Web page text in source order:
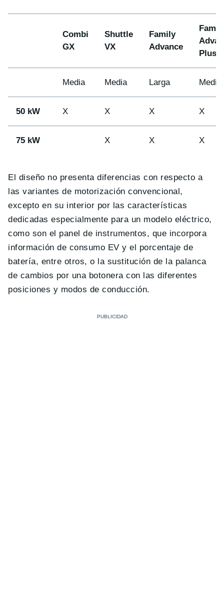
Combi
GX
Shuttle
VX
Family
Advance
Plus
Media Media Larga Media
50 kW X X X X
75 kW X X X
El diseño no presenta diferencias con respecto a
las variantes de motorización convencional,
excepto en su interior por las características
dedicadas especialmente para un modelo eléctrico,
como son el panel de instrumentos, que incorpora
información de consumo EV y el porcentaje de
batería, entre otros, o la sustitución de la palanca
de cambios por una botonera con las diferentes
posiciones y modos de conducción.